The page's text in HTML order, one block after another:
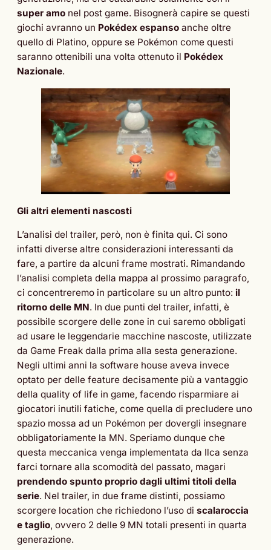
super amo nel post game. Bisognerà capire se questi
giochi avranno un Pokédex espanso anche oltre
quello di Platino, oppure se Pokémon come questi
saranno ottenibili una volta ottenuto il Pokédex
Nazionale.
Gli altri elementi nascosti
L’analisi del trailer, però, non è finita qui. Ci sono
infatti diverse altre considerazioni interessanti da
fare, a partire da alcuni frame mostrati. Rimandando
l’analisi completa della mappa al prossimo paragrafo,
ci concentreremo in particolare su un altro punto: il
ritorno delle MN. In due punti del trailer, infatti, è
possibile scorgere delle zone in cui saremo obbligati
ad usare le leggendarie macchine nascoste, utilizzate
da Game Freak dalla prima alla sesta generazione.
Negli ultimi anni la software house aveva invece
optato per delle feature decisamente più a vantaggio
della quality of life in game, facendo risparmiare ai
giocatori inutili fatiche, come quella di precludere uno
spazio mossa ad un Pokémon per dovergli insegnare
obbligatoriamente la MN. Speriamo dunque che
questa meccanica venga implementata da Ilca senza
farci tornare alla scomodità del passato, magari
prendendo spunto proprio dagli ultimi titoli della
serie. Nel trailer, in due frame distinti, possiamo
scorgere location che richiedono l’uso di scalaroccia
e taglio, ovvero 2 delle 9 MN totali presenti in quarta
generazione.